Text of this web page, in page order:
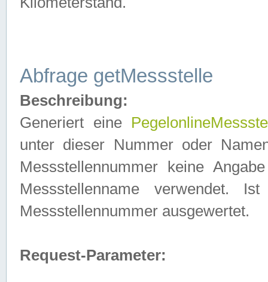
Abfrage getMessstelle
Beschreibung:
Generiert eine
unter dieser Nummer oder
Messstellennummer keine
Messstellenname verwendet.
Messstellennummer ausgewertet.
Request-Parameter: